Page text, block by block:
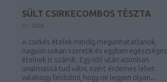
SÜLT CSIRKECOMBOS TÉSZTA
BDK
A csirkés ételek mindig megunhatatlanok,
nagyon sokan szeretik és egyben egészséges
ételnek is számít. Egy idő után azonban
unalmassá tud válni, ezért érdemes lehet
valahogy feldobni, hogy ne legyen olyan...